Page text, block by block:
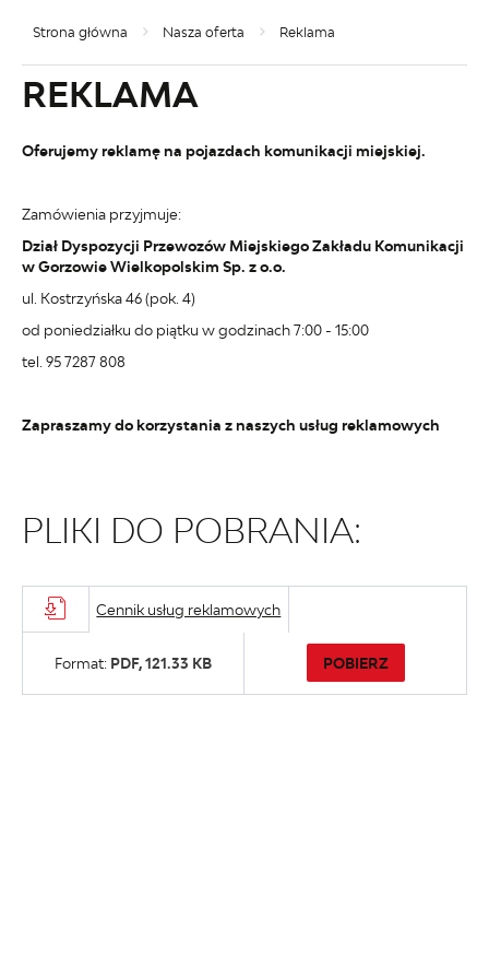
Strona główna Nasza oferta Reklama
REKLAMA
Oferujemy reklamę na pojazdach komunikacji miejskiej.
Zamówienia przyjmuje:
Dział Dyspozycji Przewozów Miejskiego Zakładu Komunikacji
w Gorzowie Wielkopolskim Sp. z o.o.
ul. Kostrzyńska 46 (pok. 4)
od poniedziałku do piątku w godzinach 7:00 - 15:00
tel. 95 7287 808
Zapraszamy do korzystania z naszych usług reklamowych
PLIKI DO POBRANIA:
Cennik usług reklamowych
Format: PDF,121.33 KB POBIERZ